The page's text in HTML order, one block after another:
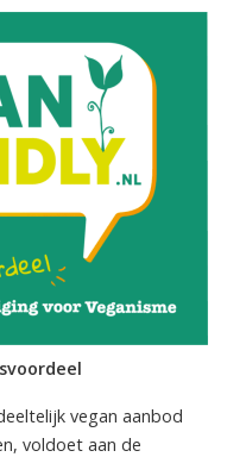
vegan aanbod
voldoet aan de